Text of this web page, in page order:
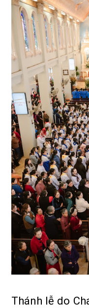
Thánh lễ do